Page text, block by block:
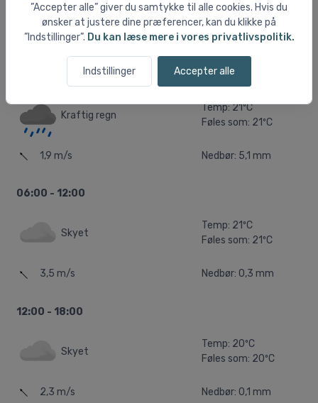
”Accepter alle” giver du samtykke til alle cookies. Hvis du
ønsker at justere dine præferencer, kan du klikke på
”Indstillinger”. Du kan læse mere i vores privatlivspolitik.
Indstillinger Accepter alle
1,2 m/s Nedbør: 2,9 mm
Fredag 14/08 2026
00:00 - 06:00
Kraftig regn
Temp: 21ºC
Føles som: 21ºC
1,9 m/s Nedbør: 5,1 mm
06:00 - 12:00
Skyet
Temp: 21ºC
Føles som: 21ºC
3,5 m/s Nedbør: 0,3 mm
12:00 - 18:00
Skyet
Temp: 20ºC
Føles som: 20ºC
2,3 m/s Nedbør: 0,1 mm